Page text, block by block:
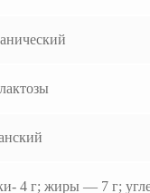
4 г; жиры — 7 г;